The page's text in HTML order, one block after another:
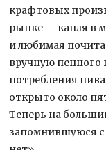
крафтовых
рынке — капля в
и любимая
вручную пенного
потребления пива
открыто около
Теперь на
запомнившуюся с